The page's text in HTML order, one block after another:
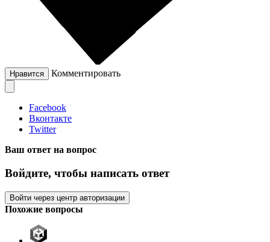
Нравится Комментировать
Facebook
Вконтакте
Twitter
Ваш ответ на вопрос
Войдите, чтобы написать ответ
Войти через центр авторизации
Похожие вопросы